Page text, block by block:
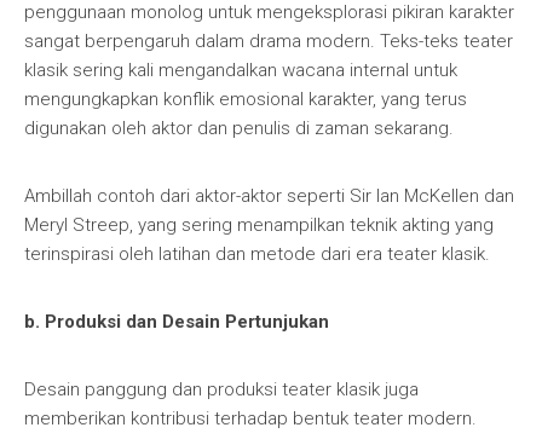
penggunaan monolog untuk mengeksplorasi pikiran karakter
sangat berpengaruh dalam drama modern. Teks-teks teater
klasik sering kali mengandalkan wacana internal untuk
mengungkapkan konflik emosional karakter, yang terus
digunakan oleh aktor dan penulis di zaman sekarang.
Ambillah contoh dari aktor-aktor seperti Sir Ian McKellen dan
Meryl Streep, yang sering menampilkan teknik akting yang
terinspirasi oleh latihan dan metode dari era teater klasik.
b. Produksi dan Desain Pertunjukan
Desain panggung dan produksi teater klasik juga
memberikan kontribusi terhadap bentuk teater modern.